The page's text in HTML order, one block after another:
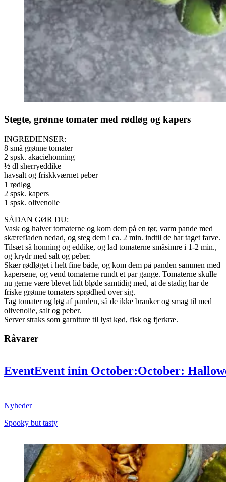
Stegte, grønne tomater med rødløg og kapers
INGREDIENSER:
8 små grønne tomater
2 spsk. akaciehonning
½ dl sherryeddike
havsalt og friskkværnet peber
1 rødløg
2 spsk. kapers
1 spsk. olivenolie
SÅDAN GØR DU:
Vask og halver tomaterne og kom dem på en tør, varm pande med
skærefladen nedad, og steg dem i ca. 2 min. indtil de har taget farve.
Tilsæt så honning og eddike, og lad tomaterne småsimre i 1-2 min.,
og krydr med salt og peber.
Skær rødløget i helt fine både, og kom dem på panden sammen med
kapersene, og vend tomaterne rundt et par gange. Tomaterne skulle
nu gerne være blevet lidt bløde samtidig med, at de stadig har de
friske grønne tomaters sprødhed over sig.
Tag tomater og løg af panden, så de ikke branker og smag til med
olivenolie, salt og peber.
Server straks som garniture til lyst kød, fisk og fjerkræ.
Råvarer
EventEvent inin October:October:
Nyheder
Spooky but tasty